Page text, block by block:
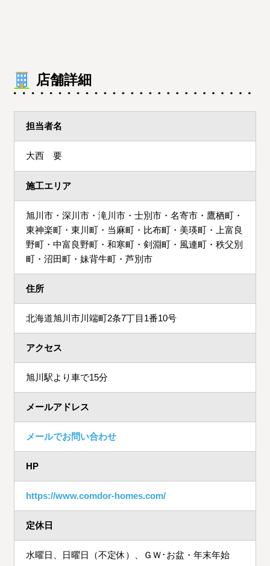
店舗詳細
担当者名
大西 要
施工エリア
旭川市・深川市・滝川市・士別市・名寄市・鷹栖町・
東神楽町・東川町・当麻町・比布町・美瑛町・上富良
野町・中富良野町・和寒町・剣淵町・風連町・秩父別
町・沼田町・妹背牛町・芦別市
住所
北海道旭川市川端町2条7丁目1番10号
アクセス
旭川駅より車で15分
メールアドレス
メールでお問い合わせ
HP
https://www.comdor-homes.com/
定休日
水曜日、日曜日（不定休）、ＧＷ･お盆・年末年始